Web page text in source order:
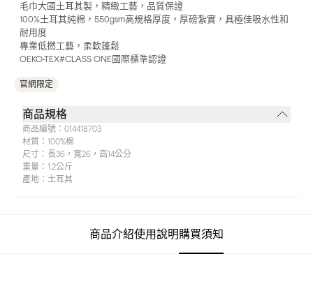
毛巾大國土耳其製，精緻工藝，品質保證
100%土耳其純棉，550gsm高規格厚度，厚磅紮實，具極佳吸水性和
耐用度
專業低撚工藝，柔軟蓬鬆
OEKO-TEX#CLASS ONE國際標準認證
官網限定
商品規格
商品編號： 014418703
材質： 100%棉
尺寸： 長36，寬26，高14公分
重量： 1.2公斤
產地： 土耳其
商品介紹使用說明購買須知